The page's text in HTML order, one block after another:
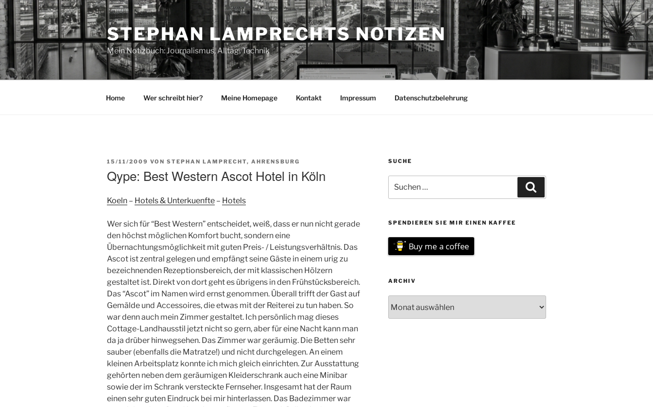
Zum
Inhalt
springen
STEPHAN LAMPRECHTS NOTIZEN
Mein Notizbuch: Journalismus, Alltag, Technik
Home Wer schreibt hier? Meine Homepage Kontakt Impressum Datenschutzbelehrung
VERÖFFENTLICHT
15/11/2009 VON STEPHAN LAMPRECHT, AHRENSBURG
Qype: Best Western Ascot Hotel in Köln
Koeln – Hotels & Unterkuenfte – Hotels
Wer sich für “Best Western” entscheidet, weiß, dass er nun nicht gerade
den höchst möglichen Komfort bucht, sondern eine
Übernachtungsmöglichkeit mit guten Preis- / Leistungsverhältnis. Das
Ascot ist zentral gelegen und empfängt seine Gäste in einem urig zu
bezeichnenden Rezeptionsbereich, der mit klassischen Hölzern
gestaltet ist. Direkt von dort geht es übrigens in den Frühstücksbereich.
Das “Ascot” im Namen wird ernst genommen. Überall trifft der Gast auf
Gemälde und Accessoires, die etwas mit der Reiterei zu tun haben. So
war denn auch mein Zimmer gestaltet. Ich persönlich mag dieses
Cottage-Landhausstil jetzt nicht so gern, aber für eine Nacht kann man
da ja drüber hinwegsehen. Das Zimmer war geräumig. Die Betten sehr
sauber (ebenfalls die Matratze!) und nicht durchgelegen. An einem
kleinen Arbeitsplatz konnte ich mich gleich einrichten. Zur Ausstattung
gehörten neben dem geräumigen Kleiderschrank auch eine Minibar
sowie der im Schrank versteckte Fernseher. Insgesamt hat der Raum
einen sehr guten Eindruck bei mir hinterlassen. Das Badezimmer war
SUCHE
nach:
SPENDIEREN SIE MIR EINEN KAFFEE
Buy me a coffee
ARCHIV